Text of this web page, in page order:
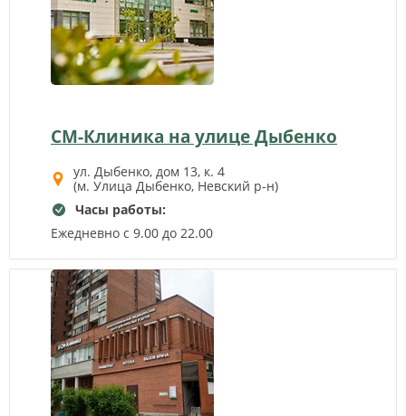
СМ-Клиника на улице Дыбенко
ул. Дыбенко, дом 13, к. 4
(м. Улица Дыбенко, Невский р-н)
Часы работы:
Ежедневно с 9.00 до 22.00